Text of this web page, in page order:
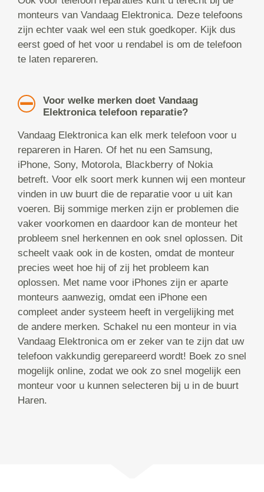
monteurs van Vandaag Elektronica. Deze telefoons
zijn echter vaak wel een stuk goedkoper. Kijk dus
eerst goed of het voor u rendabel is om de telefoon
te laten repareren.
Voor welke merken doet Vandaag
Elektronica telefoon reparatie?
Vandaag Elektronica kan elk merk telefoon voor u
repareren in Haren. Of het nu een Samsung,
iPhone, Sony, Motorola, Blackberry of Nokia
betreft. Voor elk soort merk kunnen wij een monteur
vinden in uw buurt die de reparatie voor u uit kan
voeren. Bij sommige merken zijn er problemen die
vaker voorkomen en daardoor kan de monteur het
probleem snel herkennen en ook snel oplossen. Dit
scheelt vaak ook in de kosten, omdat de monteur
precies weet hoe hij of zij het probleem kan
oplossen. Met name voor iPhones zijn er aparte
monteurs aanwezig, omdat een iPhone een
compleet ander systeem heeft in vergelijking met
de andere merken. Schakel nu een monteur in via
Vandaag Elektronica om er zeker van te zijn dat uw
telefoon vakkundig gerepareerd wordt! Boek zo snel
mogelijk online, zodat we ook zo snel mogelijk een
monteur voor u kunnen selecteren bij u in de buurt
Haren.